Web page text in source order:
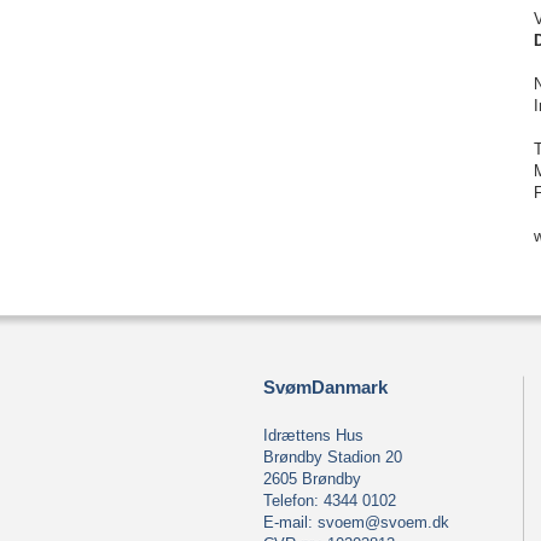
SvømDanmark
Idrættens Hus
Brøndby Stadion 20
2605 Brøndby
Telefon: 4344 0102
E-mail: svoem@svoem.dk